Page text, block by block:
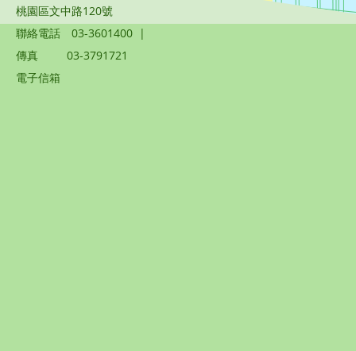
桃園區文中路120號
聯絡電話
03-3601400 |
傳真
03-3791721
電子信箱